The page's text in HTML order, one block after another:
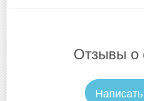
Отзывы о